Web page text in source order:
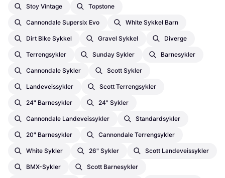
Stoy Vintage Topstone
Cannondale Supersix Evo White Sykkel Barn
Dirt Bike Sykkel Gravel Sykkel Diverge
Terrengsykler Sunday Sykler Barnesykler
Cannondale Sykler Scott Sykler
Landeveissykler Scott Terrengsykler
24" Barnesykler 24" Sykler
Cannondale Landeveissykler Standardsykler
20" Barnesykler Cannondale Terrengsykler
White Sykler 26" Sykler Scott Landeveissykler
BMX-Sykler Scott Barnesykler